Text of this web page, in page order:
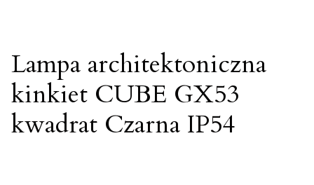
Lampa architektoniczna
kinkiet CUBE GX53
kwadrat Czarna IP54